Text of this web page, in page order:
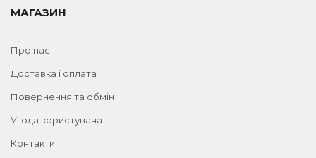
МАГАЗИН
Про нас
Доставка і оплата
Повернення та обмін
Угода користувача
Контакти